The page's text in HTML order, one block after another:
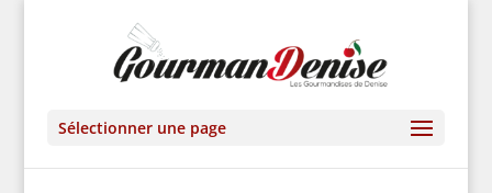
Sélectionner une page